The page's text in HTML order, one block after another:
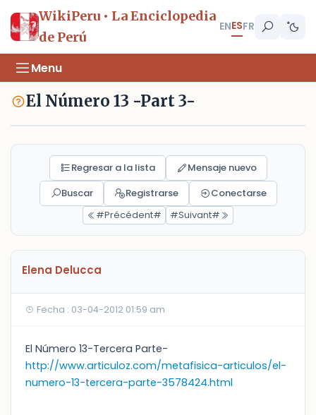
WikiPeru • La Enciclopedia
de Perú
ENESFR
Menu
El Número 13 -Part 3-
Regresar a la lista
Mensaje nuevo
Buscar
Registrarse
Conectarse
#Précédent#
#Suivant#
Elena Delucca
Fecha : 03-04-2012 01:59 am
El Número 13-Tercera Parte-
http://www.articuloz.com/metafisica-articulos/el-
numero-13-tercera-parte-3578424.html